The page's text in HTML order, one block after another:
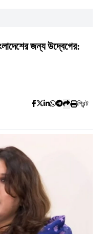
জন্য উদ্বেগের:
প্রিন্ট